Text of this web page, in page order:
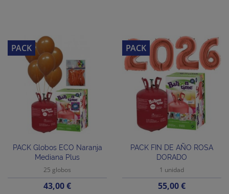
PACK Globos ECO Naranja
Mediana Plus
25 globos
Precio
43,00 €
PACK
PACK FIN DE AÑO ROSA
DORADO
1 unidad
Precio
55,00 €
PACK